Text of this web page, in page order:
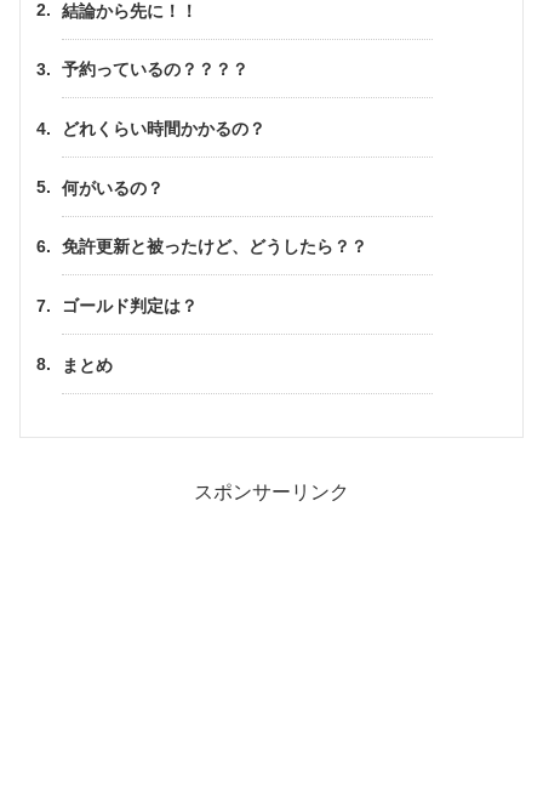
結論から先に！！
予約っているの？？？？
どれくらい時間かかるの？
何がいるの？
免許更新と被ったけど、どうしたら？？
ゴールド判定は？
まとめ
スポンサーリンク